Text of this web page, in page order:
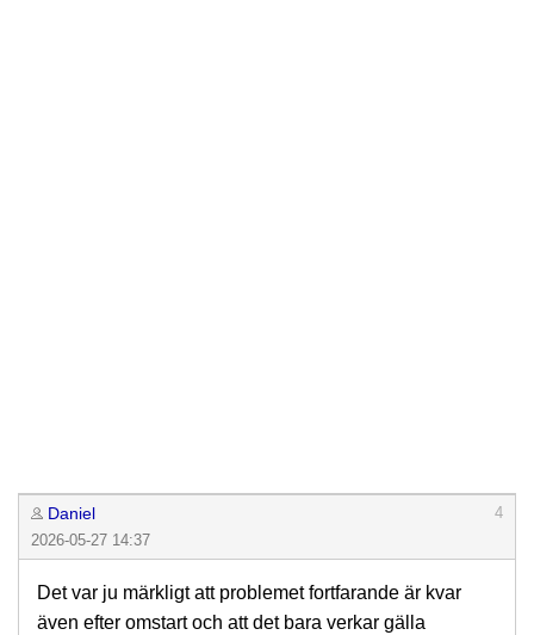
Daniel
4
2026-05-27 14:37
Det var ju märkligt att problemet fortfarande är kvar
även efter omstart och att det bara verkar gälla